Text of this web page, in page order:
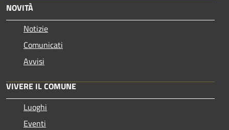
NOVITÀ
Notizie
Comunicati
Avvisi
VIVERE IL COMUNE
Luoghi
Eventi